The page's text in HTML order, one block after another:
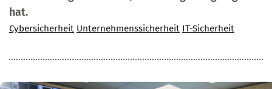
hat.
Cybersicherheit Unternehmenssicherheit IT-Sicherheit